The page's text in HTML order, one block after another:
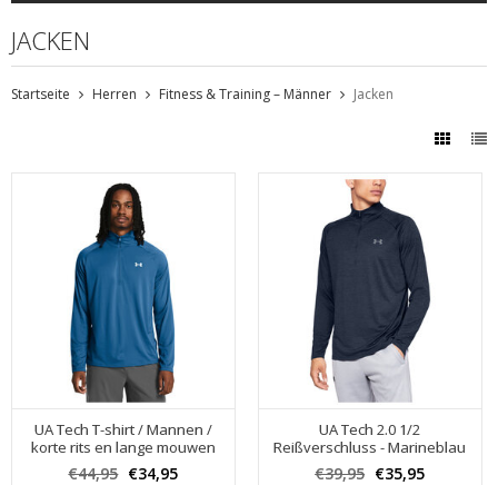
JACKEN
Startseite Herren Fitness & Training – Männer Jacken
UA Tech T-shirt / Mannen /
korte rits en lange mouwen
€44,95 €34,95
UA Tech 2.0 1/2
Reißverschluss - Marineblau
€39,95 €35,95